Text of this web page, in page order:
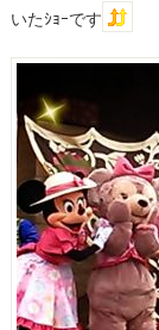
いたｼｮｰです